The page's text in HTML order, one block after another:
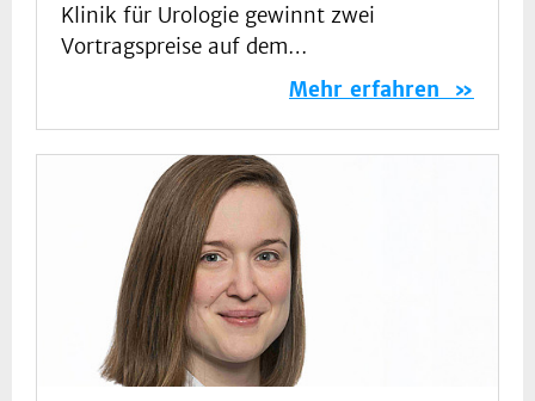
Klinik für Urologie gewinnt zwei
Vortragspreise auf dem…
Mehr erfahren